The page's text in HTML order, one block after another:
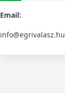
Email:
info@egrivalasz.hu